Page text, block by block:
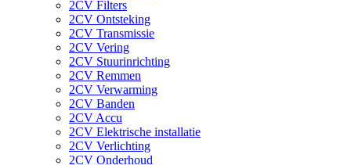
2CV Filters
2CV Ontsteking
2CV Transmissie
2CV Vering
2CV Stuurinrichting
2CV Remmen
2CV Verwarming
2CV Banden
2CV Accu
2CV Elektrische installatie
2CV Verlichting
2CV Onderhoud